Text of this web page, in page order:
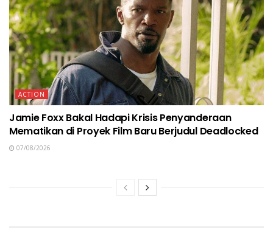
ACTION
Jamie Foxx Bakal Hadapi Krisis Penyanderaan
Mematikan di Proyek Film Baru Berjudul Deadlocked
07/08/2026